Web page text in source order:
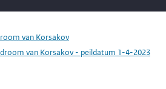
van Korsakov
van Korsakov - peildatum 1-4-2023